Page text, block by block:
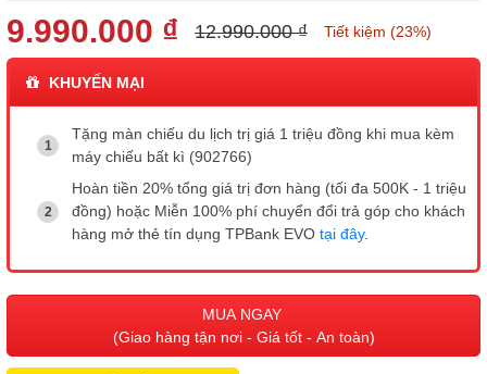
9.990.000 ₫ 12.990.000 ₫ Tiết kiệm (23%)
KHUYẾN MẠI
Tặng màn chiếu du lịch trị giá 1 triệu đồng khi mua kèm
máy chiếu bất kì (902766)
Hoàn tiền 20% tổng giá trị đơn hàng (tối đa 500K - 1 triệu
đồng) hoặc Miễn 100% phí chuyển đổi trả góp cho khách
hàng mở thẻ tín dụng TPBank EVO tại đây.
MUA NGAY
(Giao hàng tận nơi - Giá tốt - An toàn)